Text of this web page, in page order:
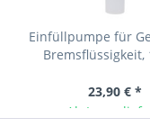
Einfüllpumpe für
Bremsflüssigkeit,
23,90 € *
Ab Lager